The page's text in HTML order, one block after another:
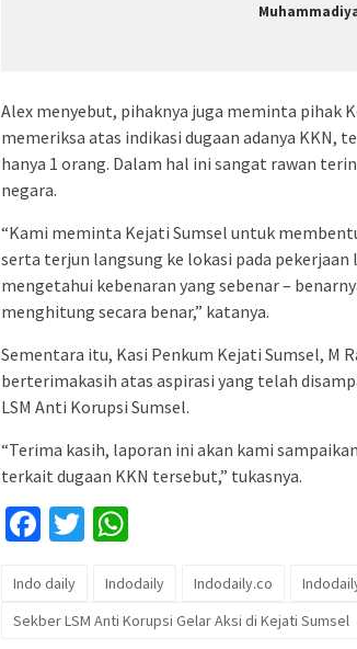
Alex menyebut, pihaknya juga meminta pihak
memeriksa atas indikasi dugaan adanya KKN,
hanya 1 orang. Dalam hal ini sangat rawan
negara.
“Kami meminta Kejati Sumsel untuk
serta terjun langsung ke lokasi pada
mengetahui kebenaran yang sebenar –
menghitung secara benar,” katanya.
Sementara itu, Kasi Penkum Kejati Sumsel, M
berterimakasih atas aspirasi yang telah
LSM Anti Korupsi Sumsel.
“Terima kasih, laporan ini akan kami
terkait dugaan KKN tersebut,” tukasnya.
Facebook
Twitter
Indo daily Indodaily Indodaily.co
Sekber LSM Anti Korupsi Gelar Aksi di Kejati Sumsel